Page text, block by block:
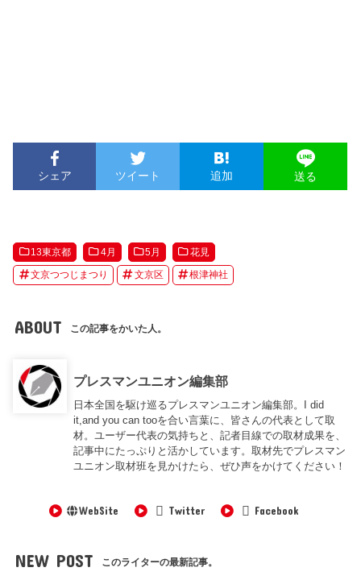
シェア ツイート 追加 送る
13東京都 4月 5月 花見
文京つつじまつり 文京区 根津神社
ABOUT この記事をかいた人。
プレスマンユニオン編集部
日本全国を駆け巡るプレスマンユニオン編集部。I did
it,and you can tooを合い言葉に、皆さんの代表として取
材。ユーザー代表の気持ちと、記者目線での取材成果を、
記事中にたっぷりと活かしています。取材先でプレスマン
ユニオン取材班を見かけたら、ぜひ声をかけてください！
WebSite Twitter Facebook
NEW POST このライターの最新記事。